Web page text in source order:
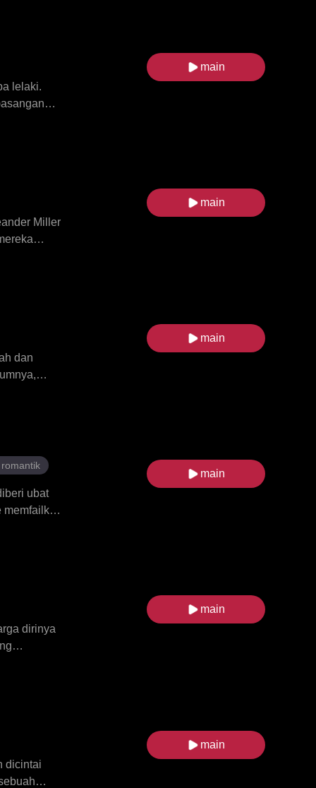
lelaki.
seorang
main
Miller
main
dan
main
ubat
Eloise,
antara
main
dirinya
yang
main
dicintai
main